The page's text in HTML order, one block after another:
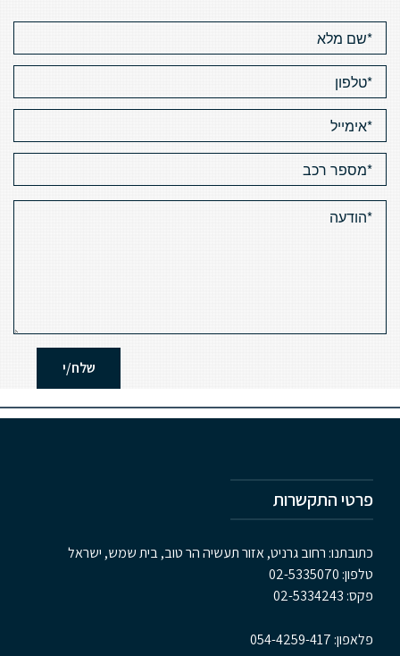
פרטי התקשרות
כתובתנו: רחוב גרניט, אזור תעשיה הר טוב, בית שמש, ישראל
טלפון: 02-5335070
פקס: 02-5334243
פלאפון: 054-4259-417